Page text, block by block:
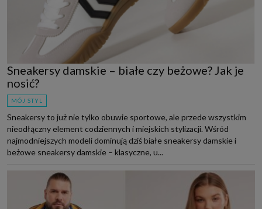
Sneakersy damskie – białe czy beżowe? Jak je
nosić?
MÓJ STYL
Sneakersy to już nie tylko obuwie sportowe, ale przede wszystkim
nieodłączny element codziennych i miejskich stylizacji. Wśród
najmodniejszych modeli dominują dziś białe sneakersy damskie i
beżowe sneakersy damskie – klasyczne, u...